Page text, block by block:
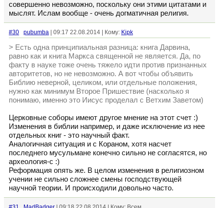
совершенно невозможно, поскольку они этими цитатами и
мыслят. Ислам вообще - очень догматичная религия.
#30 pubumba | 09:17 22.08.2014 | Кому: Kipk
> Есть одна принципиальная разница: книга Дарвина,
равно как и книга Маркса священной не является. Да, по
факту в науке тоже очень тяжело идти против признанных
авторитетов, но не невозможно. А вот чтобы объявить
Библию неверной, целиком, или отдельные положения,
нужно как минимум Второе Пришествие (насколько я
понимаю, именно это Иисус проделал с Ветхим Заветом)
Церковные соборы имеют другое мнение на этот счет :)
Изменения в библии например, и даже исключение из нее
отдельных книг - это научный факт.
Аналогичная ситуация и с Кораном, хотя насчет
последнего мусульмане конечно сильно не согласятся, но
археология-с :)
Реформация опять же. В целом изменения в религиозном
учении не сильно сложнее смены господствующей
научной теории. И происходили довольно часто.